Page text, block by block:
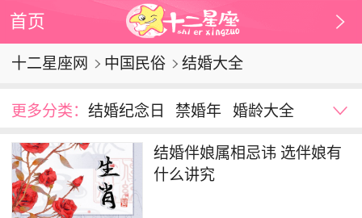
首页
十二星座网 中国民俗 结婚大全
更多分类： 结婚纪念日 禁婚年 婚龄大全
结婚伴娘属相忌讳 选伴娘有
什么讲究